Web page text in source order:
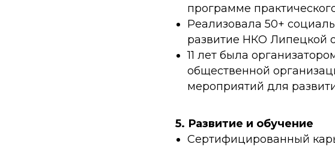
программе
Реализовала 50+
развитие НКО Липецкой
11 лет была
общественной
мероприятий для
5. Развитие и обучение
Сертифицированный